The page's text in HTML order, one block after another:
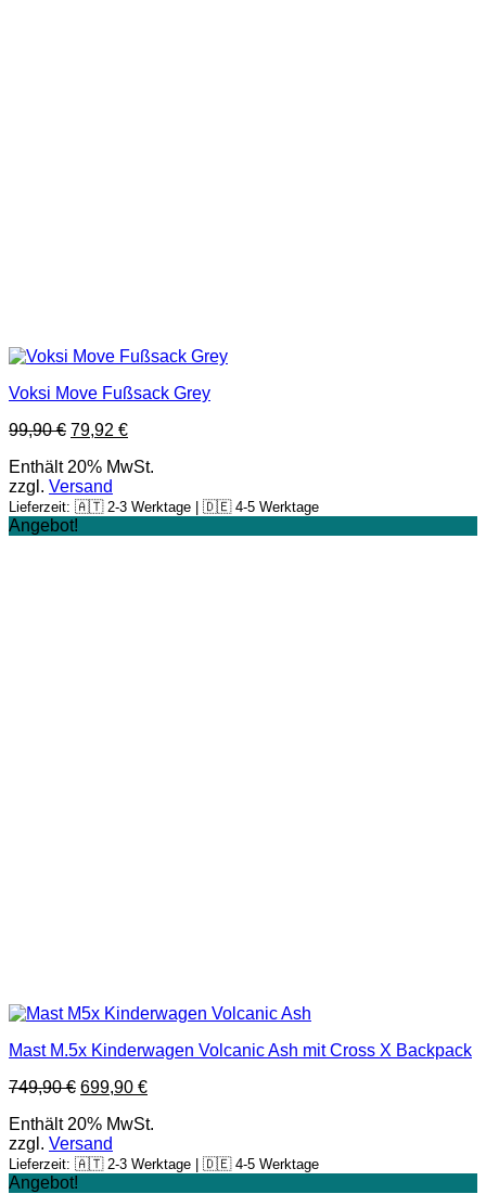
Voksi Move Fußsack Grey
99,90€ Ursprünglicher
war:
99,90 €
79,92 €Aktueller
ist:
Enthält 20% MwSt.
zzgl. Versand
Lieferzeit: 🇦🇹 2-3 Werktage | 🇩🇪 4-5 Werktage
Angebot!
Mast M.5x Kinderwagen Volcanic Ash mit Cross X Backpack
749,90€ Ursprünglicher
war:
749,90 €
699,90 €Aktueller
ist:
Enthält 20% MwSt.
zzgl. Versand
Lieferzeit: 🇦🇹 2-3 Werktage | 🇩🇪 4-5 Werktage
Angebot!